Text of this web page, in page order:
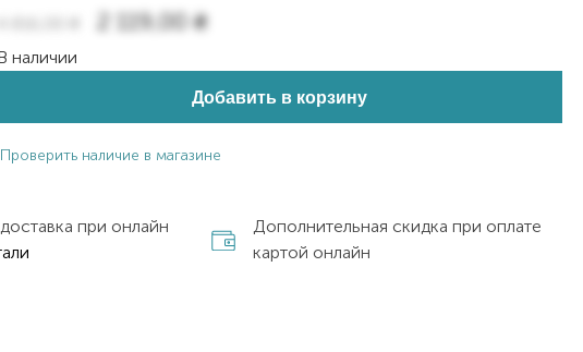
2 119,00₴
наличии
Добавить в корзину
Проверить наличие в магазине
при онлайн
Дополнительная скидка при оплате
картой онлайн